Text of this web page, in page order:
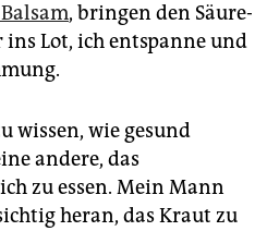
, bringen den Säure-
Lot, ich entspanne und
wissen, wie gesund
andere, das
zu essen. Mein Mann
heran, das Kraut zu